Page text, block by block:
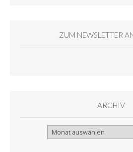
ZUM NEWSLETTER
ARCHIV
Archiv